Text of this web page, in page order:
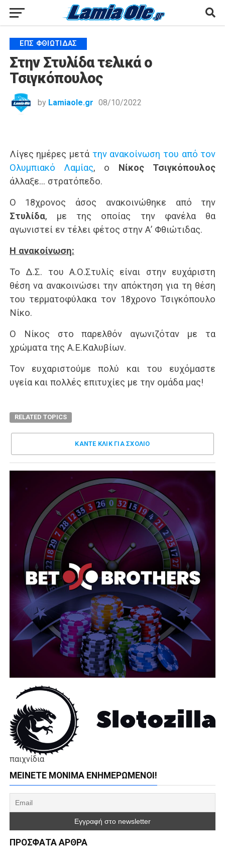
ΕΠΣ ΦΘΙΏΤΙΔΑΣ
Στην Στυλίδα τελικά ο
Τσιγκόπουλος
by Lamiaole.gr 08/10/2022
Λίγες ημέρες μετά την ανακοίνωση του από τον
Ολυμπιακό Λαμίας, ο Νίκος Τσιγκόπουλος
άλλαξε… στρατόπεδο.
Ο 18χρονος άσος ανακοινώθηκε από την
Στυλίδα, με της οποίας την φανέλα θα
αγωνιστεί εν τέλει φέτος στην Α’ Φθιώτιδας.
Η ανακοίνωση:
Το Δ.Σ. του Α.Ο.Στυλίς είναι στην ευχάριστη
θέση να ανακοινώσει την απόκτηση για τη θέση
του τερματοφύλακα τον 18χρονο Τσιγκόπουλο
Νίκο.
Ο Νίκος στο παρελθόν αγωνιζόταν με τα
χρώματα της Α.Ε.Καλυβίων.
Τον ευχαριστούμε πολύ και του ευχόμαστε
υγεία και πολλές επιτυχίες με την ομάδα μας!
RELATED TOPICS
ΚΑΝΤΕ ΚΛΊΚ ΓΙΑ ΣΧΌΛΙΟ
παιχνίδια
ΜΕΊΝΕΤΕ ΜΌΝΙΜΑ ΕΝΗΜΕΡΏΜΕΝΟΙ!
ΠΡΌΣΦΑΤΑ ΆΡΘΡΑ